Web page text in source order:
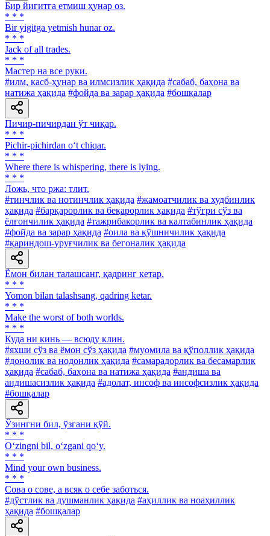
Бир йигитга етмиш ҳунар оз.
* * *
Bir yigitga yetmish hunar oz.
* * *
Jack of all trades.
* * *
Мастер на все руки.
#илм, касб-ҳунар ва илмсизлик ҳақида #сабаб, баҳона ва
натижа ҳақида #фойда ва зарар ҳақида #бошқалар
Пичир-пичирдан ўт чиқар.
* * *
Pichir-pichirdan o‘t chiqar.
* * *
Where there is whispering, there is lying.
* * *
Ложь, что ржа: тлит.
#тинчлик ва нотинчлик ҳақида #жамоатчилик ва худбинлик
ҳақида #барқарорлик ва беқарорлик ҳақида #тўғри сўз ва
ёлғончилик ҳақида #тажрибакорлик ва калтабинлик ҳақида
#фойда ва зарар ҳақида #оила ва қўшничилик ҳақида
#қариндош-уруғчилик ва бегоналик ҳақида
Ёмон билан талашсанг, қадринг кетар.
* * *
Yomon bilan talashsang, qadring ketar.
* * *
Make the worst of both worlds.
* * *
Куда ни кинь — всюду клин.
#яхши сўз ва ёмон сўз ҳақида #муомила ва қўполлик ҳақида
#донолик ва нодонлик ҳақида #самарадорлик ва бесамарлик
ҳақида #сабаб, баҳона ва натижа ҳақида #андиша ва
андишасизлик ҳақида #адолат, инсоф ва инсофсизлик ҳақида
#бошқалар
Ўзингни бил, ўзгани қўй.
* * *
O‘zingni bil, o‘zgani qo‘y.
* * *
Mind your own business.
* * *
Сова о сове, а всяк о себе заботься.
#дўстлик ва душманлик ҳақида #аҳиллик ва ноаҳиллик
ҳақида #бошқалар